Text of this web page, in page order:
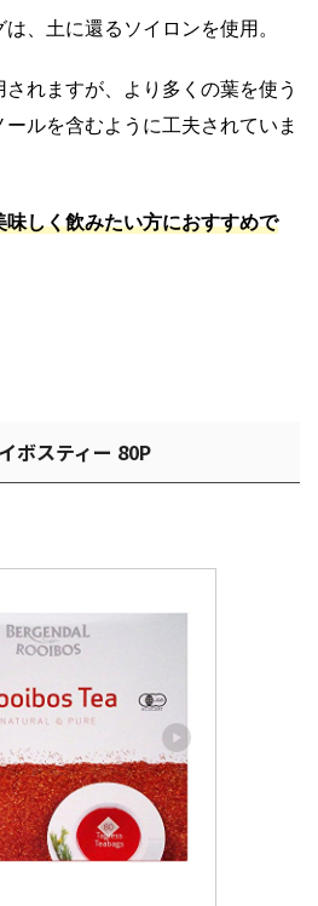
、土に還るソイロンを使用。
れますが、より多くの葉を使う
ルを含むように工夫されていま
しく飲みたい方におすすめで
ボスティー 80P